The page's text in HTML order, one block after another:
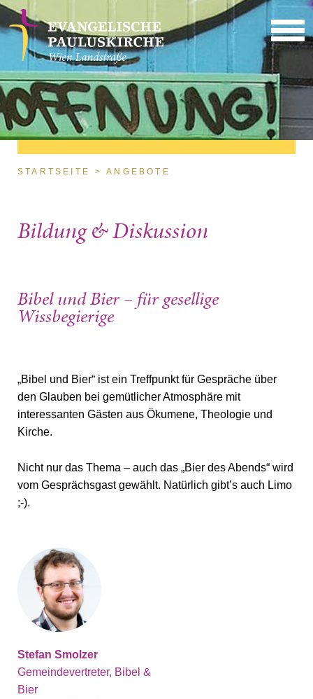
Direkt zum Inhalt
Sie sind hier
STARTSEITE ANGEBOTE
Bildung & Diskussion
Bibel und Bier – für gesellige
Wissbegierige
„Bibel und Bier“ ist ein Treffpunkt für Gespräche über
den Glauben bei gemütlicher Atmosphäre mit
interessanten Gästen aus Ökumene, Theologie und
Kirche.
Nicht nur das Thema – auch das „Bier des Abends“ wird
vom Gesprächsgast gewählt. Natürlich gibt’s auch Limo
;-).
Stefan Smolzer
Gemeindevertreter, Bibel &
Bier